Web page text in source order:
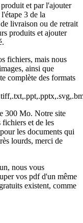
et par l'ajouter
3 de la
livraison ou de retrait
produits et ajouter
fichiers, mais nous
ainsi que
complète des formats
300 Mo. Notre site
fichiers et de les
les documents qui
lourds, merci de
nous vous
vos pdf d'un même
existent, comme